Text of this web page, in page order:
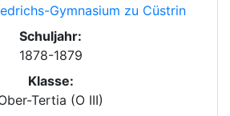
Gymnasium zu Cüstrin
Schuljahr:
1878-1879
Klasse:
Tertia (O III)